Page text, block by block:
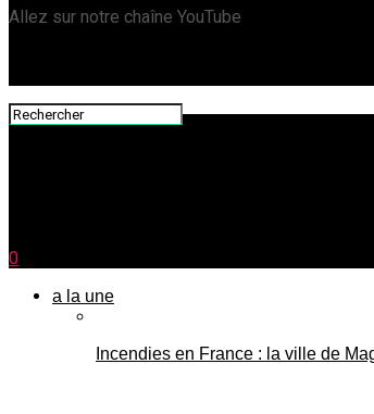
Allez sur notre chaîne YouTube
0
a la une
Incendies en France : la ville de